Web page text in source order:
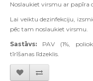
Noslaukiet virsmu ar papīra
Lai veiktu dezinfekciju,
pēc tam noslaukiet virsmu.
Sastāvs: PAV (1%,
tīrīšanas līdzeklis.